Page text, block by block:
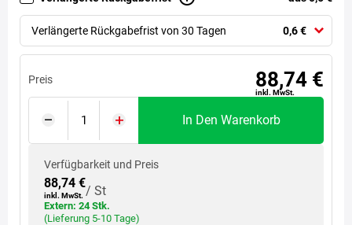
Verlängerte Rückgabefrist von 30 Tagen 0,6 €
Preis 88,74 €
inkl. MwSt.
In Den Warenkorb
Verfügbarkeit und Preis
88,74 €
inkl. MwSt. / St
Extern: 24 Stk.
(Lieferung 5-10 Tage)